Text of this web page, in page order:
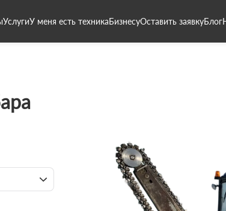
УслугиУ меня есть техникаБизнесуОставить заявкуБлог